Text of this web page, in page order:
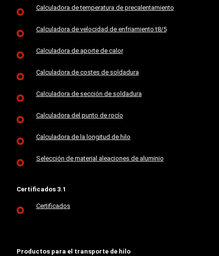
Calculadora de temperatura de precalentamiento
Calculadora de velocidad de enfriamiento t8/5
Calculadora de aporte de calor
Calculadora de costes de soldadura
Calculadora de sección de soldadura
Calculadora del punto de rocío
Calculadora de la longitud de hilo
Selección de material aleaciones de aluminio
Certificados 3.1
Certificados
Productos para el transporte de hilo